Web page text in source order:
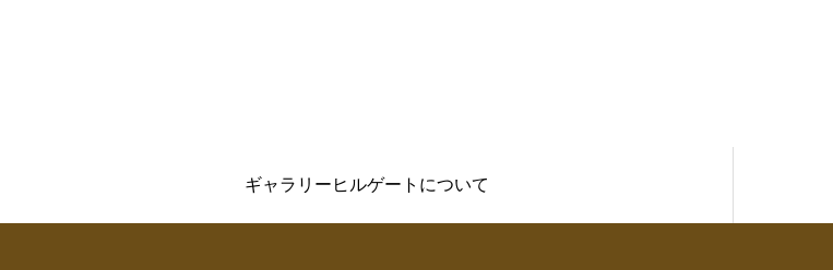
ギャラリーヒルゲートについて